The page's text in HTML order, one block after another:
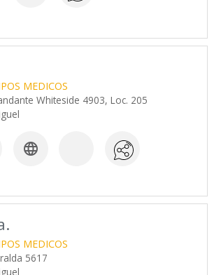
MEDICOS
Whiteside 4903, Loc. 205

MEDICOS
5617